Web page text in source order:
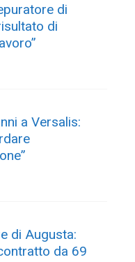
di
di
a Versalis:
di Augusta:
da 69